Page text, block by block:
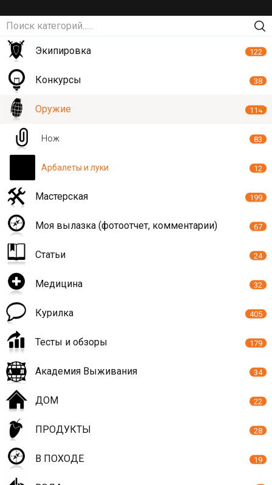
Экипировка 122
Конкурсы 38
Оружие 114
Нож 83
Арбалеты и луки 12
Мастерская 199
Моя вылазка (фотоотчет, комментарии) 67
Статьи 24
Медицина 32
Курилка 405
Тесты и обзоры 179
Академия Выживания 34
ДОМ 22
ПРОДУКТЫ 28
В ПОХОДЕ 19